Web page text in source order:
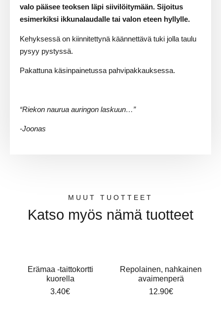
valo pääsee teoksen läpi siivilöitymään. Sijoitus
esimerkiksi ikkunalaudalle tai valon eteen hyllylle.
Kehyksessä on kiinnitettynä käännettävä tuki jolla taulu
pysyy pystyssä.
Pakattuna käsinpainetussa pahvipakkauksessa.
“Riekon naurua auringon laskuun…”
-Joonas
MUUT TUOTTEET
Katso myös nämä tuotteet
Erämaa -taittokortti
kuorella
3.40€
Repolainen, nahkainen
avaimenperä
12.90€